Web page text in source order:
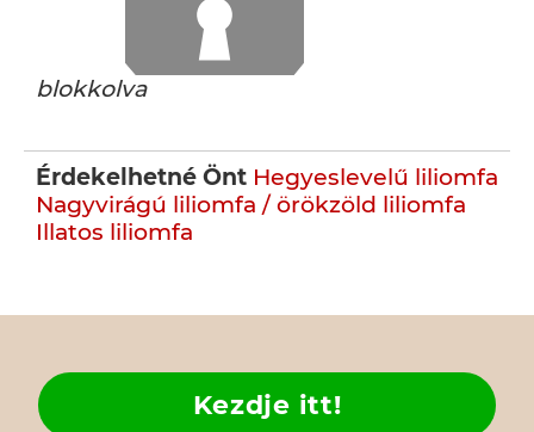
blokkolva
Érdekelhetné Önt Hegyeslevelű liliomfa
Nagyvirágú liliomfa / örökzöld liliomfa
Illatos liliomfa
Kezdje itt!